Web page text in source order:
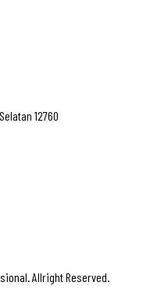
12760
Allright Reserved.